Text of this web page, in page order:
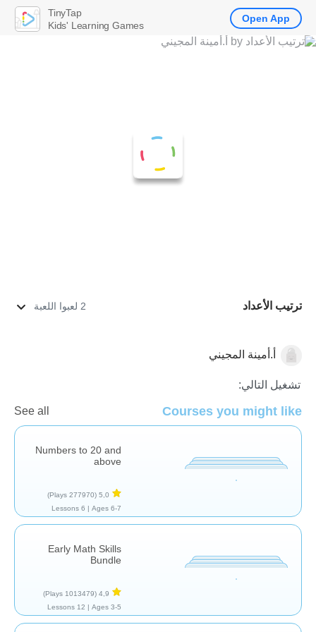
ترتيب الأعداد 2 لعبوا اللعبة
الاعدادأ.أمينة المجيني
تشغيل التالي:
Courses you might like
See all
Numbers to 20 and
above
5,0
(277970 Plays)
Ages 6-7 |
6 Lessons
Early Math Skills
Bundle
4,9
(1013479 Plays)
Ages 3-5 |
12 Lessons
TinyTap
Kids' Learning Games
Open App